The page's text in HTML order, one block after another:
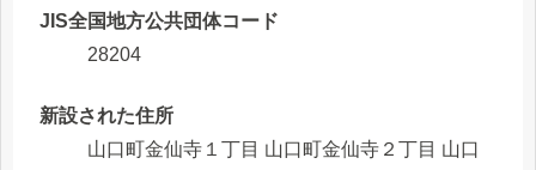
JIS全国地方公共団体コード
28204
新設された住所
山口町金仙寺１丁目 山口町金仙寺２丁目 山口